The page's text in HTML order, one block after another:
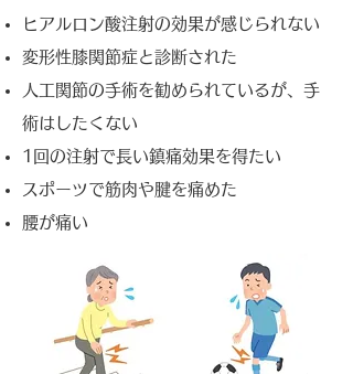
ヒアルロン酸注射の効果が感じられない
変形性膝関節症と診断された
人工関節の手術を勧められているが、手
術はしたくない
1回の注射で長い鎮痛効果を得たい
スポーツで筋肉や腱を痛めた
​腰が痛い